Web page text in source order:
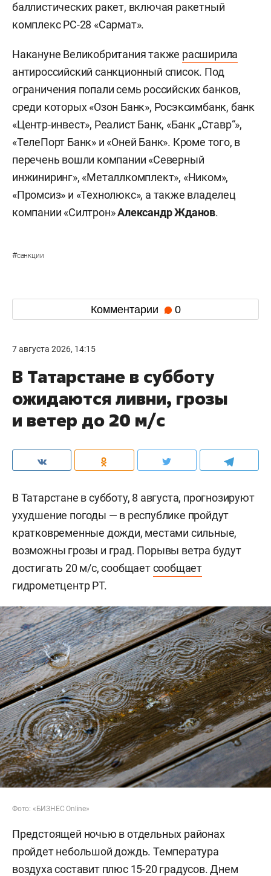
баллистических ракет, включая ракетный
комплекс РС-28 «Сармат».
Накануне Великобритания также расширила
антироссийский санкционный список. Под
ограничения попали семь российских банков,
среди которых «Озон Банк», Росэксимбанк, банк
«Центр-инвест», Реалист Банк, «Банк „Ставр“»,
«ТелеПорт Банк» и «Оней Банк». Кроме того, в
перечень вошли компании «Северный
инжиниринг», «Металлкомплект», «Ником»,
«Промсиз» и «Технолюкс», а также владелец
компании «Силтрон»Александр Жданов.
#санкции
Комментарии 0
7 августа 2026, 14:15
В Татарстане в субботу
ожидаются ливни, грозы
и ветер до 20 м/с
В Татарстане в субботу, 8 августа, прогнозируют
ухудшение погоды — в республике пройдут
кратковременные дожди, местами сильные,
возможны грозы и град. Порывы ветра будут
достигать 20 м/с, сообщаетсообщает
гидрометцентр РТ.
Фото: «БИЗНЕС Online»
Предстоящей ночью в отдельных районах
пройдет небольшой дождь. Температура
воздуха составит плюс 15-20 градусов. Днем